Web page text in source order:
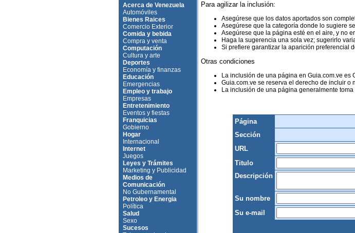
Acerca de Venezuela
Automóviles
Bienes Raices
Comercio Exterior
Comida y bebida
Compra y venta
Computación
Cultura y arte
Deportes
Economía y finanzas
Educación
Emergencias
Empleo y trabajo
Empresas
Entretenimiento
Eventos y fiestas
Franquicias
Gobierno
Hogar
Internacional
Internet
Juegos
Leyes y Trámites
Marketing y Publicidad
Medios de
Comunicación
No Gubernamental
Petroleo y Energia
Política
Salud
Sexo
Sucesos
Para agilizar la inclusión:
Asegúrese que los datos aportados son
Asegúrese que la categoría donde lo sugiere
Asegúrese que la página esté en el aire, y no
Haga la sugerencia una sola vez; sugerirlo
Si prefiere garantizar la aparición preferencial
Otras condiciones
La inclusión de una página en Guia.com.ve es
Guia.com.ve se reserva el derecho de incluir o
La inclusión de una página generalmente
Página
Sección
URL
Titulo
Descripción
Su nombre
Su e-mail